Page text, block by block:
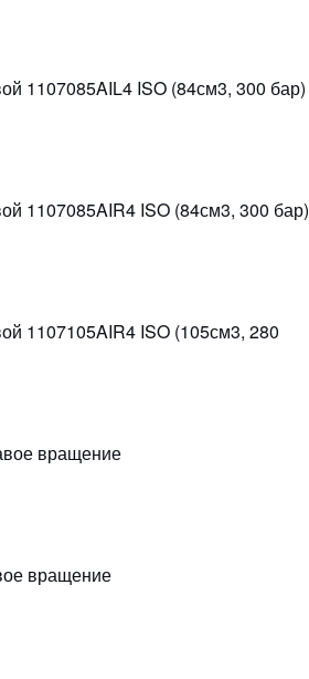
1107085AIL4 ISO (84см3, 300 бар)
1107085AIR4 ISO (84см3, 300 бар)
1107105AIR4 ISO (105см3, 280
вращение
вращение